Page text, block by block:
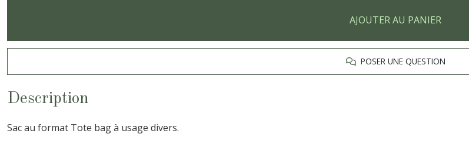
AJOUTER AU PANIER
POSER UNE QUESTION
Description
Sac au format Tote bag à usage divers.